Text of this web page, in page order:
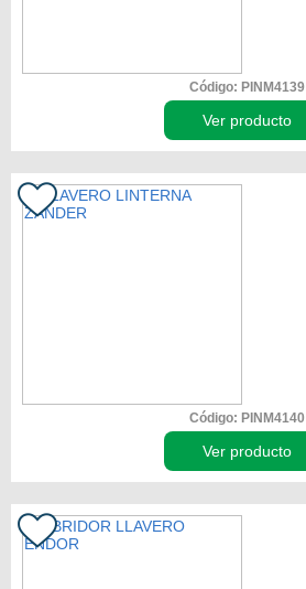
Código: PINM4139
Ver producto
Código: PINM4140
Ver producto